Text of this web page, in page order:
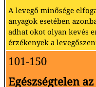
A levegő minősége
anyagok esetében
adhat okot olyan kevés
érzékenyek a
101-150
Egészségtelen